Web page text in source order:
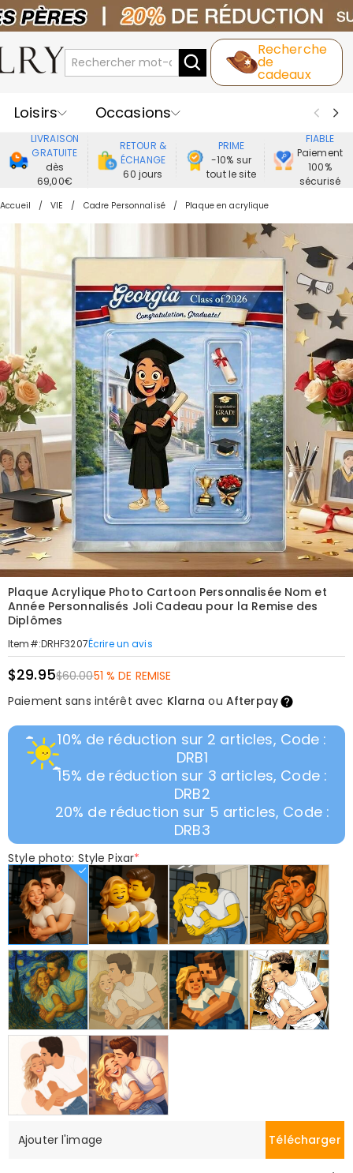
Recherche
de
cadeaux
Loisirs
Occasions
Destinataires
Meilleure Ventes
Nouveaux
Vêtement
LIVRAISON
GRATUITE
dès
69,00€
RETOUR &
ÉCHANGE
60 jours
PRIME
-10% sur
tout le site
FIABLE
Paiement
100%
sécurisé
Accueil VIE Cadre Personnalisé Plaque en acrylique
Plaque Acrylique Photo Cartoon Personnalisée Nom et
Année Personnalisés Joli Cadeau pour la Remise des
Diplômes
Item#:DRHF3207Écrire un avis
$29.95$60.0051 % DE REMISE
Paiement sans intérêt avec Klarna ou Afterpay
10% de réduction sur 2 articles, Code :
DRB1
15% de réduction sur 3 articles, Code :
DRB2
20% de réduction sur 5 articles, Code :
DRB3
Style photo: Style Pixar*
Ajouter l'image Télécharger